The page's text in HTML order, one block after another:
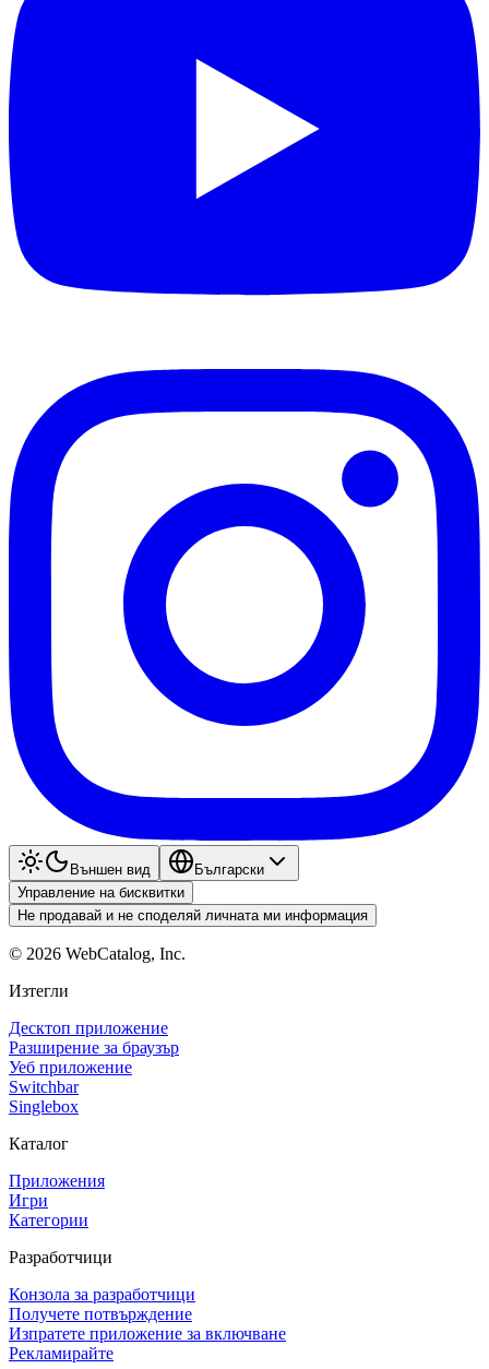
Външен вид
Български
Управление на бисквитки
Не продавай и не споделяй личната ми информация
© 2026 WebCatalog, Inc.
Изтегли
Десктоп приложение
Разширение за браузър
Уеб приложение
Switchbar
Singlebox
Каталог
Приложения
Игри
Категории
Разработчици
Конзола за разработчици
Получете потвърждение
Изпратете приложение за включване
Рекламирайте